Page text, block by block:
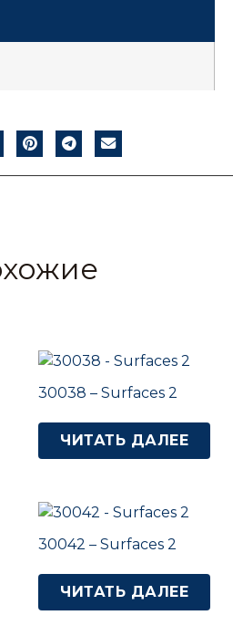
30038 – Surfaces 2
ЧИТАТЬ ДАЛЕЕ
30042 – Surfaces 2
ЧИТАТЬ ДАЛЕЕ